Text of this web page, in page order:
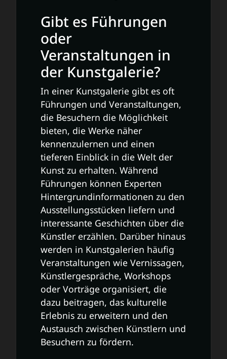
Gibt es Führungen
oder
Veranstaltungen in
der Kunstgalerie?
In einer Kunstgalerie gibt es oft
Führungen und Veranstaltungen,
die Besuchern die Möglichkeit
bieten, die Werke näher
kennenzulernen und einen
tieferen Einblick in die Welt der
Kunst zu erhalten. Während
Führungen können Experten
Hintergrundinformationen zu den
Ausstellungsstücken liefern und
interessante Geschichten über die
Künstler erzählen. Darüber hinaus
werden in Kunstgalerien häufig
Veranstaltungen wie Vernissagen,
Künstlergespräche, Workshops
oder Vorträge organisiert, die
dazu beitragen, das kulturelle
Erlebnis zu erweitern und den
Austausch zwischen Künstlern und
Besuchern zu fördern.